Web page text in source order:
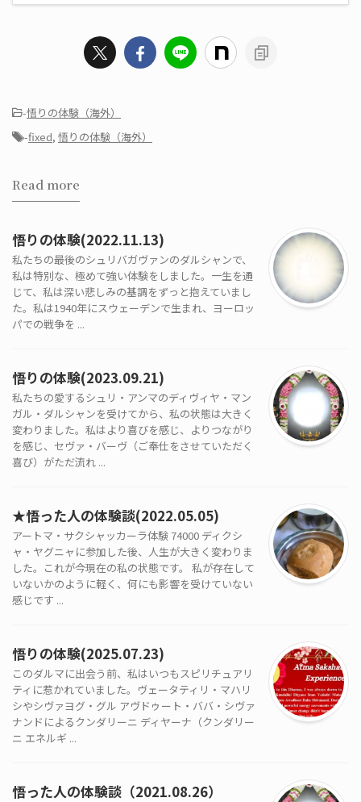
-悟りの体験（海外）
-fixed, 悟りの体験（海外）
Read more
悟りの体験(2022.11.13)
私たちの最後のシュリバガヴァンのダルシャンで、
私は特別な、極めて強い体験をしました。一生を通
じて、私は深い悲しみの基調をずっと抱えていまし
た。私は1940年にスウェーデンで生まれ、ヨーロッ
パでの戦争を ...
悟りの体験(2023.09.21)
私たちの愛するシュリ・アンマのディヴィヤ・マン
ガル・ダルシャンを受けてから、私の状態は大きく
変わりました。私はより喜びを感じ、よりつながり
を感じ、セヴァ・バーヴ（ご奉仕をさせていただく
喜び）がただ流れ ...
★悟った人の体験談(2022.05.05)
アートマ・サクシャッカーラ体験 74000 ディクシ
ャ・ヤグニャに参加した後、人生が大きく変わりま
した。これが今現在の私の状態です。 私が存在して
いないかのように軽く、何にも影響を受けていない
感じです ...
悟りの体験(2025.07.23)
このダルマに出会う前、私はいつもスピリチュアリ
ティに惹かれていました。ヴェータティリ・マハリ
シやシヴァヨグ・グル アヴドゥート・ババ・シヴァ
ナンドによるクンダリーニ ディヤーナ（クンダリー
ニ エネルギ ...
悟った人の体験談（2021.08.26）